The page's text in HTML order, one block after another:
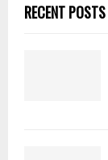
RECENT POSTS